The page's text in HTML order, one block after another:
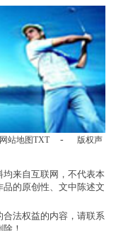
网站地图TXT -
版权声
来自互联网，不代表本
的原创性、文中陈述文
法权益的内容，请联系
！